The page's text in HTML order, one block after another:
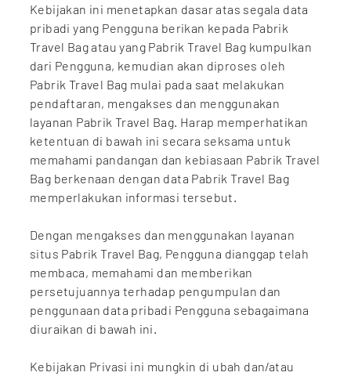
Kebijakan ini menetapkan dasar atas segala data
pribadi yang Pengguna berikan kepada Pabrik
Travel Bag atau yang Pabrik Travel Bag kumpulkan
dari Pengguna, kemudian akan diproses oleh
Pabrik Travel Bag mulai pada saat melakukan
pendaftaran, mengakses dan menggunakan
layanan Pabrik Travel Bag. Harap memperhatikan
ketentuan di bawah ini secara seksama untuk
memahami pandangan dan kebiasaan Pabrik Travel
Bag berkenaan dengan data Pabrik Travel Bag
memperlakukan informasi tersebut.
Dengan mengakses dan menggunakan layanan
situs Pabrik Travel Bag, Pengguna dianggap telah
membaca, memahami dan memberikan
persetujuannya terhadap pengumpulan dan
penggunaan data pribadi Pengguna sebagaimana
diuraikan di bawah ini.
Kebijakan Privasi ini mungkin di ubah dan/atau